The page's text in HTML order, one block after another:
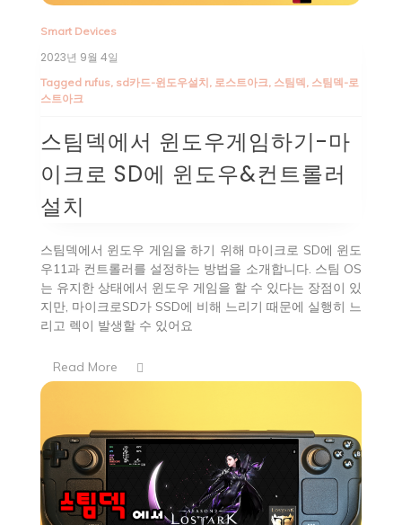
Smart Devices
2023년 9월 4일
Tagged rufus, sd카드-윈도우설치, 로스트아크, 스팀덱, 스팀덱-로
스트아크
스팀덱에서 윈도우게임하기-마
이크로 SD에 윈도우&컨트롤러
설치
스팀덱에서 윈도우 게임을 하기 위해 마이크로 SD에 윈도
우11과 컨트롤러를 설정하는 방법을 소개합니다. 스팀 OS
는 유지한 상태에서 윈도우 게임을 할 수 있다는 장점이 있
지만, 마이크로SD가 SSD에 비해 느리기 때문에 실행히 느
리고 렉이 발생할 수 있어요
Read More